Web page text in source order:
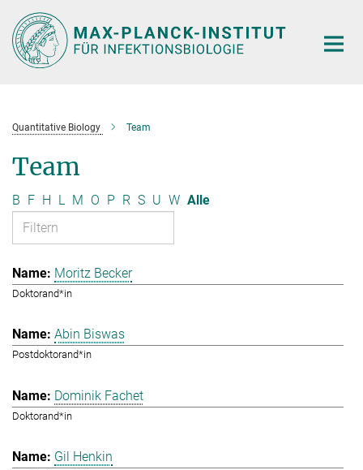
Hauptinhalt
Quantitative Biology Team
Team
B F H L M O P R S U W Alle
Moritz Becker
Doktorand*in
Abin Biswas
Postdoktorand*in
Dominik Fachet
Doktorand*in
Gil Henkin